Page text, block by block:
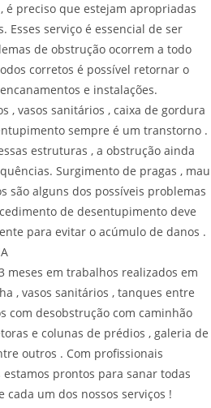
é preciso que estejam apropriadas
Esses serviço é essencial de ser
de obstrução ocorrem a todo
corretos é possível retornar o
e instalações.
, vasos sanitários , caixa de gordura
sempre é um transtorno .
estruturas , a obstrução ainda
Surgimento de pragas , mau
são alguns dos possíveis problemas
de desentupimento deve
para evitar o acúmulo de danos .
meses em trabalhos realizados em
, vasos sanitários , tanques entre
com desobstrução com caminhão
e colunas de prédios , galeria de
outros . Com profissionais
prontos para sanar todas
cada um dos nossos serviços !